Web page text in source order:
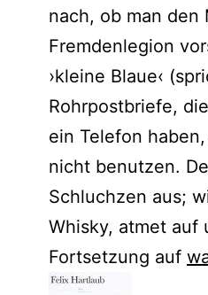
nach, ob man den
Fremdenlegion
›kleine Blaue‹
Rohrpostbriefe,
ein Telefon
nicht benutzen.
Schluchzen aus;
Whisky, atmet auf
Fortsetzung auf